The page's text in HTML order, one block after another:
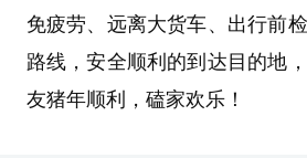
免疲劳、远离大货车、出行前
路线，安全顺利的到达目的地
友猪年顺利，磕家欢乐！